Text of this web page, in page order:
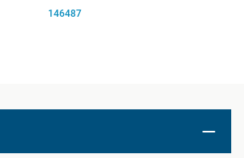
146487